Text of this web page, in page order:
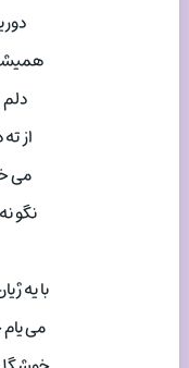
از
می
نگو
با یه
می